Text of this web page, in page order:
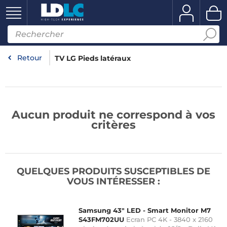
Retour TV LG Pieds latéraux
Aucun produit ne correspond à vos
critères
QUELQUES PRODUITS SUSCEPTIBLES DE
VOUS INTÉRESSER :
Samsung 43" LED - Smart Monitor M7
S43FM702UU Ecran PC 4K - 3840 x 2160